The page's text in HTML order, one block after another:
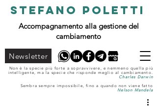
STEFANO POLETTI
Accompagnamento alla gestione del
cambiamento
Newsletter
Non è la specie più forte a sopravvivere, e nemmeno quella più
intelligente, ma la specie che risponde meglio al cambiamento.
Charles Darwin
Sembra sempre impossibile, fino a quando non viene fatto
Nelson Mandela